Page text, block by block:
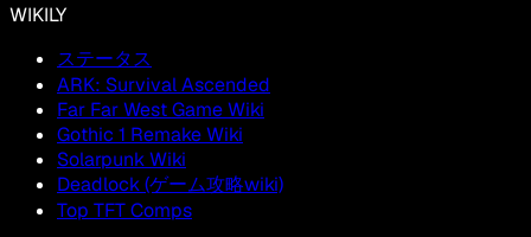
WIKILY
ステータス
ARK: Survival Ascended
Far Far West Game Wiki
Gothic 1 Remake Wiki
Solarpunk Wiki
Deadlock (ゲーム攻略wiki)
Top TFT Comps